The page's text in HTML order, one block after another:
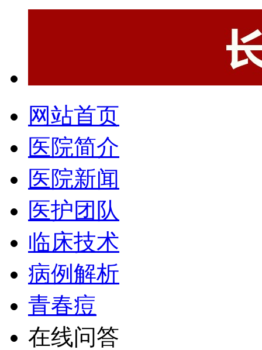
网站首页
医院简介
医院新闻
医护团队
临床技术
病例解析
青春痘
在线问答